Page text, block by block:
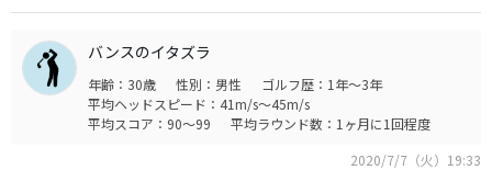
バックスピンでピンから離れていくパターンが多いのは腕
の問題 笑
バンスのイタズラ
年齢：30歳 性別：男性
ゴルフ歴：1年～3年
平均ヘッドスピード：41m/s～45m/s
平均スコア：90～99
平均ラウンド数：1ヶ月に1回程度
2020/7/7（火）19:33